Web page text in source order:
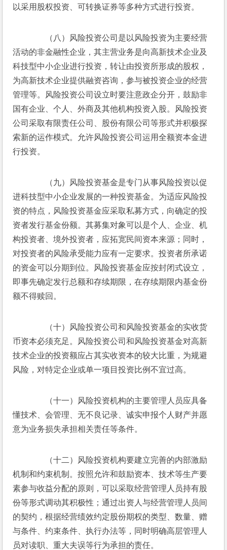
以采用股权投资、可转换证券等多种方式进行投资。
（八）风险投资公司是以风险投资为主要经营
活动的非金融性企业，其主营业务是向高新技术企业及
科技型中小企业进行投资，转让由投资所形成的股权，
为高新技术企业提供融资咨询，参与被投资企业的经营
管理等。风险投资公司设立时要注意政企分开，鼓励非
国有企业、个人、外商及其他机构投资入股。风险投资
公司采取有限责任公司、股份有限公司等形式并积极探
索新的运作模式。允许风险投资公司运用全额资本金进
行投资。
（九）风险投资基金是专门从事风险投资以促
进科技型中小企业发展的一种投资基金。为适应风险投
资的特点，风险投资基金应采取私募方式，向确定的投
资者发行基金份额。其募集对象可以是个人、企业、机
构投资者、境外投资者，应拓宽民间资本来源；同时，
对投资者的风险承受能力应有一定要求。投资者所承诺
的资金可以分期到位。风险投资基金应按封闭式设立，
即事先确定发行总额和存续期限，在存续期限内基金份
额不得赎回。
（十）风险投资公司和风险投资基金的实收货
币资本必须充足。风险投资公司和风险投资基金对高新
技术企业的投资额应占其实收资本的较大比重，为规避
风险，对特定企业或单一项目投资比例不宜过高。
（十一）风险投资机构的主要管理人员应具备
懂技术、会管理、无不良记录、诚实申报个人财产并愿
意为业务损失承担相关责任等条件。
（十二）风险投资机构要建立完善的内部激励
机制和约束机制。按照允许和鼓励资本、技术等生产要
素参与收益分配的原则，可以采取经营管理人员持有股
份等形式调动其积极性；通过出资人与经营管理人员间
的契约，根据经营绩效约定股份期权的类型、数量、赠
与条件、约束条件、执行办法等，同时明确高层管理人
员对读职、重大夫误等行为承担的责任。